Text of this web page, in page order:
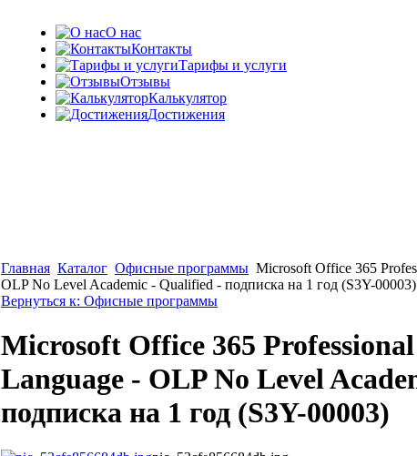
О нас
Контакты
Тарифы и услуги
Отзывы
Калькулятор
Достижения
Главная Каталог Офисные программы Microsoft Office 365
OLP No Level Academic - Qualified - подписка на 1 год (S3Y-00003)
Вернуться к: Офисные программы
Microsoft Office 365
Language - OLP No Level
подписка на 1 год (S3Y-00003)